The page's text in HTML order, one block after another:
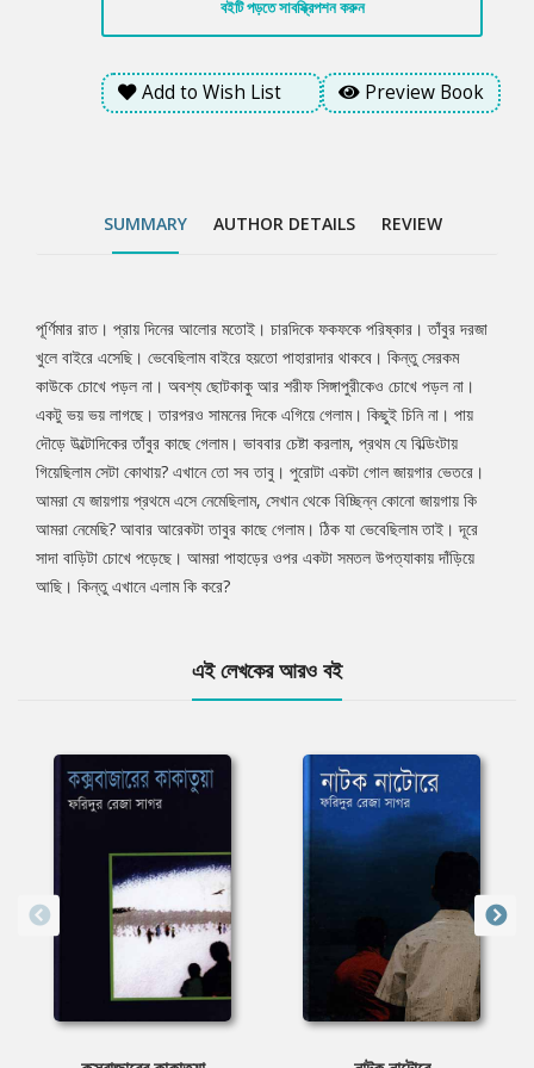
আবার আরেকটা তাবুর কাছে গেলাম। ঠিক যা ভেবেছিলাম তাই। দূরে সাদা
বাড়িটা চোখে পড়েছে। আমরা পাহাড়ের ওপর একটা সমতল উপত্যাকায় দাঁড়িয়ে
আছি। কিন্তু এখানে এলাম কি করে?
বইটি পড়তে সাবস্ক্রিপশন করুন
Add to Wish List Preview Book
SUMMARY AUTHOR DETAILS REVIEW
Tab
Article
পূর্ণিমার রাত। প্রায় দিনের আলোর মতোই। চারদিকে ফকফকে পরিষ্কার। তাঁবুর দরজা
খুলে বাইরে এসেছি। ভেবেছিলাম বাইরে হয়তো পাহারাদার থাকবে। কিন্তু সেরকম
কাউকে চোখে পড়ল না। অবশ্য ছোটকাকু আর শরীফ সিঙ্গাপুরীকেও চোখে পড়ল না।
একটু ভয় ভয় লাগছে। তারপরও সামনের দিকে এগিয়ে গেলাম। কিছুই চিনি না। পায়
দৌড়ে উল্টোদিকের তাঁবুর কাছে গেলাম। ভাববার চেষ্টা করলাম, প্রথম যে বিল্ডিংটায়
গিয়েছিলাম সেটা কোথায়? এখানে তো সব তাবু। পুরোটা একটা গোল জায়গার ভেতরে।
আমরা যে জায়গায় প্রথমে এসে নেমেছিলাম, সেখান থেকে বিচ্ছিন্ন কোনো জায়গায় কি
আমরা নেমেছি? আবার আরেকটা তাবুর কাছে গেলাম। ঠিক যা ভেবেছিলাম তাই। দূরে
সাদা বাড়িটা চোখে পড়েছে। আমরা পাহাড়ের ওপর একটা সমতল উপত্যাকায় দাঁড়িয়ে
আছি। কিন্তু এখানে এলাম কি করে?
এই লেখকের আরও বই